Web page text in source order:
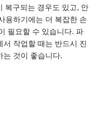
복구되는 경우도 있고, 안
용하기에는 더 복잡한 손
필요할 수 있습니다. 파
작업할 때는 반드시 진
는 것이 좋습니다.